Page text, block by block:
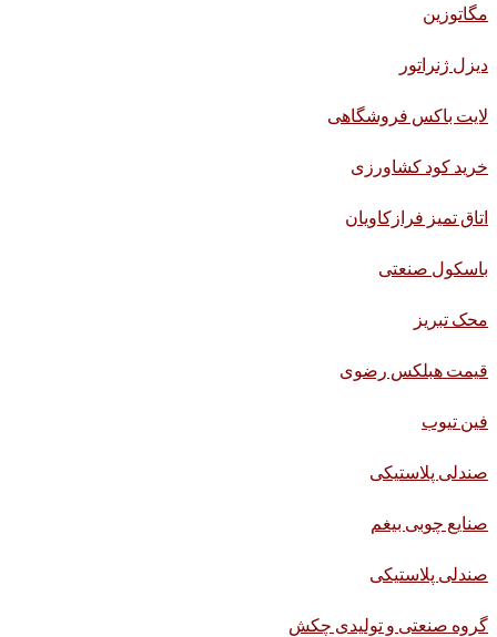
مگاتوزین
دیزل ژنراتور
لایت باکس فروشگاهی
خرید کود کشاورزی
اتاق تمیز فرازکاویان
باسکول صنعتی
محک تبریز
قیمت هبلکس رضوی
فین تیوب
صندلی پلاستیکی
صنایع چوبی بیغم
صندلی پلاستیکی
گروه صنعتی و تولیدی چکش